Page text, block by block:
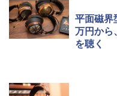
平面磁界
万円から
を聴く